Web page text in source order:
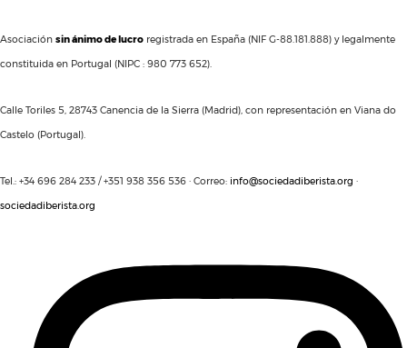
Asociación sin ánimo de lucro registrada en España (NIF G-88.181.888) y legalmente
constituida en Portugal (NIPC : 980 773 652).
Calle Toriles 5, 28743 Canencia de la Sierra (Madrid), con representación en Viana do
Castelo (Portugal).
Tel.: +34 696 284 233 / +351 938 356 536 · Correo: info@sociedadiberista.org ·
sociedadiberista.org